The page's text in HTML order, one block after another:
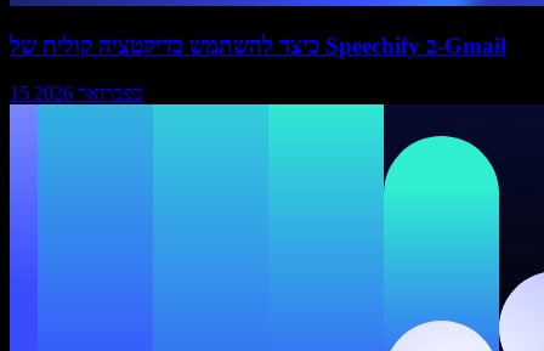
כיצד להשתמש בדיקטציה קולית של Speechify ב-Gmail
15 בפברואר 2026